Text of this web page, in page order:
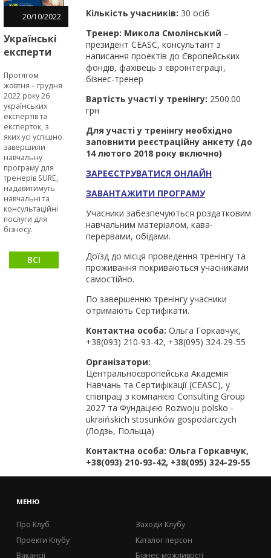
20/10/2022
Українські
експерти
допомогою
інструментів
програми
SURE
сприятимуть
МСБ
ставати
сталими та
стійкими
Протягом
жовтня – грудня
2022 року 26
українських
експертів та
експерток, з
яких усі успішно
завершили
навчальну
програму для
тренерів SURE,
надавитимуть
навчальні та
консультаційні
послуги для
бізнесу.
ВСІ
Кількість учасників: 30 осіб
Тренер: Микола Смолінський –
президент CEASC, консультант з
написання проектів до Європейських
фондів, фахівець з євроінтеграції,
бізнес-тренер
Вартість участі у тренінгу: 2500.00
грн
Для участі у тренінгу необхідно
заповнити реєстраційну анкету (до
14 лютого 2018 року включно)
ЗАРЕЄСТРУВАТИСЯ ОНЛАЙН
ЗАВАНТАЖИТИ ПРОГРАМУ
Учасники забезпечуються роздатковим
навчальним матеріалом, кава-
перервами, обідами.
Доїзд до місця проведення тренінгу та
проживання покриваються учасниками
самостійно.
По завершенню тренінгу учасники
отримають Сертифікати.
Контактна особа: Ольга Горкавчук,
+38(093) 210-93-42, +38(095) 324-29-55
Організатори:
Центральноєвропейська Академія
Навчань та Сертифікації (CEASC), у
співпраці з компанією Consulting Group
2027 та Фундацією Rozwoju polsko -
ukraińskich stosunków gospodarczych
(Лодзь, Польща)
Контактна особа: Ольга Горкавчук,
+38(093) 210-93-42, +38(095) 324-29-55
МЕНЮ
Про Клуб
Проекти Клубу
Вакансії
Заходи Клубу
Каталог персон
Бізнес-можливості